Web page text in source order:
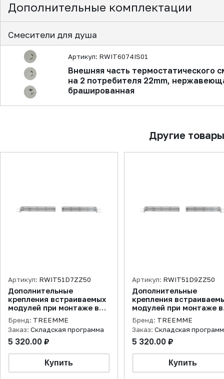
Дополнительные комплектации
Смесители для душа
Артикул: RWIT6074IS01
Внешняя часть термостатического
на 2 потребителя 22mm,
брашированная
Другие
Артикул: RWIT51D7ZZ50
Дополнительные
крепления встраиваемых
модулей при монтаже в
гипсокартонные стены
Бренд: TREEMME
Заказ: Складская программа
5 320.00 ₽
Артикул: RWIT51D9ZZ50
Дополнительные
крепления
модулей при монтаже в
гипсокартонные стены
Бренд: TREEMME
Заказ: Складская
5 320.00 ₽